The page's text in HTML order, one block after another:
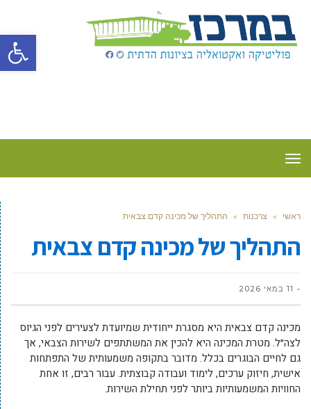
פתח
תפריט
ראשי » צרכנות » התהליך של מכינה קדם צבאית
התהליך של מכינה קדם צבאית
11 במאי 2026
מכינה קדם צבאית היא מסגרת ייחודית שמיועדת לצעירים לפני הגיוס
לצה״ל. מטרת המכינה היא להכין את המשתתפים לשירות הצבאי, אך
גם לחיים הבוגרים בכלל. מדובר בתקופה משמעותית של התפתחות
אישית, חיזוק ערכים, לימוד ועבודה קבוצתית. עבור רבים, זו אחת
החוויות המשמעותיות ביותר לפני תחילת השירות.